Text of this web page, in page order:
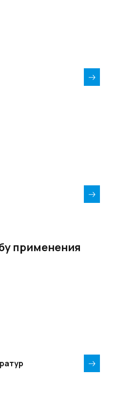
применения